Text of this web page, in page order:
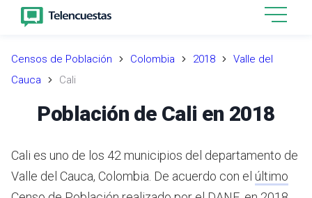
Censos de Población Colombia 2018
Valle del
Cauca
Cali
Población de Cali en 2018
Cali es uno de los 42 municipios del departamento de
Valle del Cauca, Colombia. De acuerdo con el último